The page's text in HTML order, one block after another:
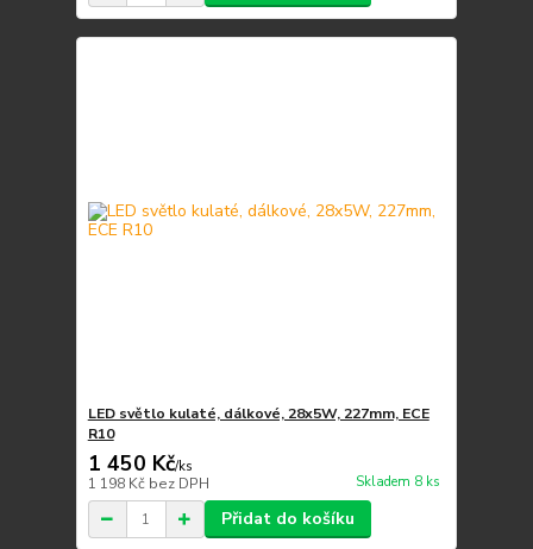
LED světlo kulaté, dálkové, 28x5W, 227mm, ECE
R10
1 450 Kč/ks
1 198 Kč bez DPH Skladem 8 ks
Přidat do košíku